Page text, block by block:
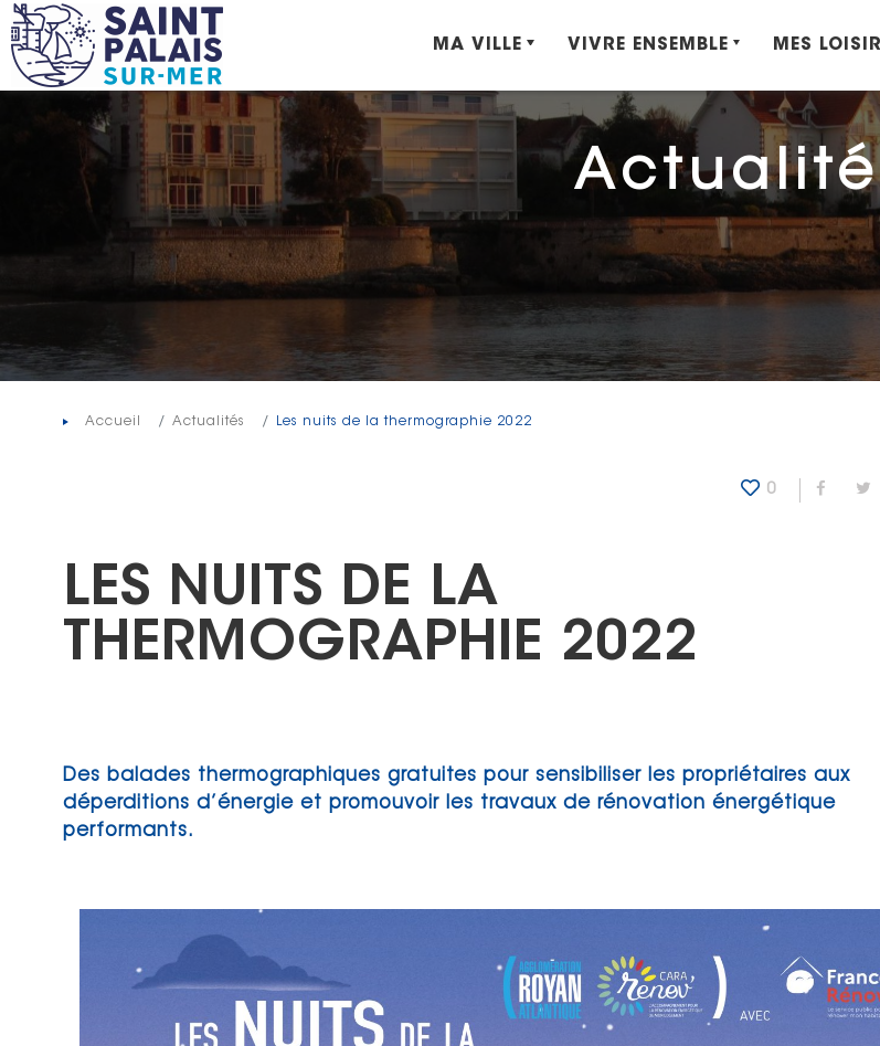
Panneau de gestion des cookies
MA VILLE VIVRE ENSEMBLE MES
Accueil Actualités Les nuits de la thermographie 2022
0
LES NUITS DE LA
THERMOGRAPHIE 2022
Des balades thermographiques gratuites pour sensibiliser les propriétaires aux
déperditions d’énergie et promouvoir les travaux de rénovation énergétique
performants.